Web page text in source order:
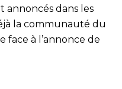
annoncés dans les
la communauté du
face à l’annonce de